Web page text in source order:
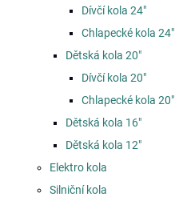
Dívčí kola 24"
Chlapecké kola 24"
Dětská kola 20"
Dívčí kola 20"
Chlapecké kola 20"
Dětská kola 16"
Dětská kola 12"
Elektro kola
Silniční kola